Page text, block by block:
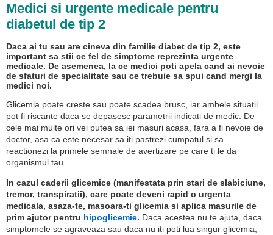
Medici si urgente medicale pentru
diabetul de tip 2
Daca ai tu sau are cineva din familie diabet de tip 2, este
important sa stii ce fel de simptome reprezinta urgente
medicale. De asemenea, la ce medici poti apela cand ai nevoie
de sfaturi de specialitate sau ce trebuie sa spui cand mergi la
medici noi.
Glicemia poate creste sau poate scadea brusc, iar ambele situatii
pot fi riscante daca se depasesc parametrii indicati de medic. De
cele mai multe ori vei putea sa iei masuri acasa, fara a fi nevoie de
doctor, asa ca este necesar sa iti pastrezi cumpatul si sa
reactionezi la primele semnale de avertizare pe care ti le da
organismul tau.
In cazul caderii glicemice (manifestata prin stari de slabiciune,
tremor, transpiratii), care poate deveni rapid o urgenta
medicala, asaza-te, masoara-ti glicemia si aplica masurile de
prim ajutor pentru hipoglicemie. Daca acestea nu te ajuta, daca
simptomele se agraveaza sau daca nu iti poti lua singur glicemia,